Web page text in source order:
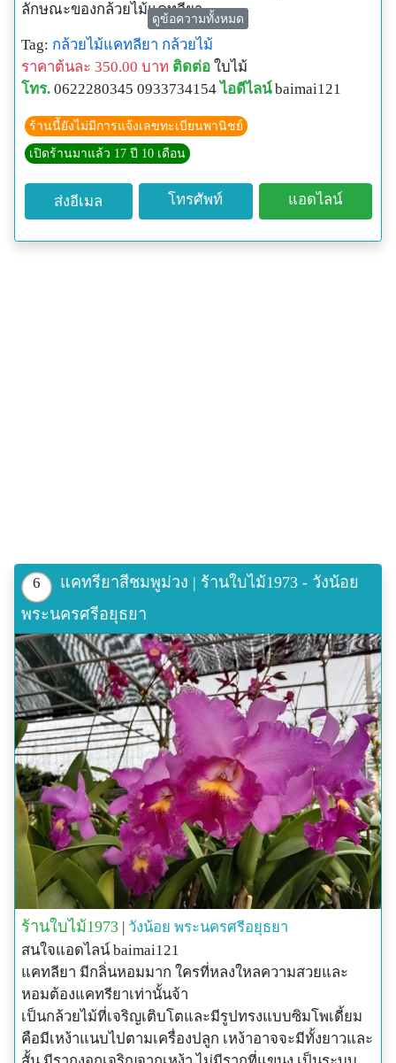
ลักษณะของกล้วยไม้แคทลียา
จะมีเป็นลำลูกกล้วย บางชนิดลำลูกกล้วยเป็นข้อปล้อง ลำ
ปล้องมีหน้าที่เก็บสะสมอาหาร ส่วนที่เหนือข้อที่โคนลำ จะ
มีตา 2 ตา คือตาซ้าย และตาขวา ตาที่ลำจะแตกใหม่ง่าย
ที่สุด บางชนิดที่ลำลูกกล้วยอ้วนป้อม บางชนิดเป็นรูปทรง
กระบอกหรือบิดเป็นเกลียวเล็กน้อย ผิวของลำอาจเกลี้ยง
หรือเป็นร่องตามความยาวของลำ
ดูข้อความทั้งหมด
Tag: กล้วยไม้แคทลียา กล้วยไม้
ราคาต้นละ 350.00 บาท ติดต่อ ใบไม้
โทร. 0622280345 0933734154 ไอดีไลน์ baimai121
ร้านนี้ยังไม่มีการแจ้งเลขทะเบียนพานิชย์
เปิดร้านมาแล้ว 17 ปี 10 เดือน
ส่งอีเมล โทรศัพท์ แอดไลน์
6
แคทรียาสีชมพูม่วง | ร้านใบไม้1973 - วังน้อย
พระนครศรีอยุธยา
ร้านใบไม้1973 | วังน้อย พระนครศรีอยุธยา
สนใจแอดไลน์ baimai121
แคทลียา มีกลิ่นหอมมาก ใครที่หลงใหลความสวยและ
หอมต้องแคทรียาเท่านั้นจ้า
เป็นกล้วยไม้ที่เจริญเติบโตและมีรูปทรงแบบซิมโพเดี้ยม
คือมีเหง้าแนบไปตามเครื่องปลูก เหง้าอาจจะมีทั้งยาวและ